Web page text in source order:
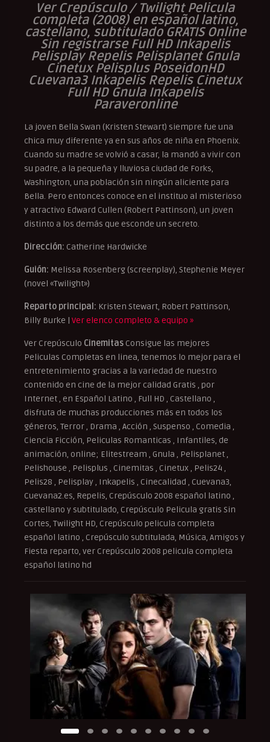
Ver Crepúsculo / Twilight Pelicula
completa (2008) en español latino,
castellano, subtitulado GRATIS Online
Sin registrarse Full HD Inkapelis
Pelisplay Repelis Pelisplanet Gnula
Cinetux Pelisplus PoseidonHD
Cuevana3 Inkapelis Repelis Cinetux
Full HD Gnula Inkapelis
Paraveronline
La joven Bella Swan (Kristen Stewart) siempre fue una
chica muy diferente ya en sus años de niña en Phoenix.
Cuando su madre se volvió a casar, la mandó a vivir con
su padre, a la pequeña y lluviosa ciudad de Forks,
Washington, una población sin ningún aliciente para
Bella. Pero entonces conoce en el instituo al misterioso
y atractivo Edward Cullen (Robert Pattinson), un joven
distinto a los demás que esconde un secreto.
Dirección: Catherine Hardwicke
Guión: Melissa Rosenberg (screenplay), Stephenie Meyer
(novel «Twilight»)
Reparto principal: Kristen Stewart, Robert Pattinson,
Billy Burke | Ver elenco completo & equipo »
Ver Crepúsculo Cinemitas Consigue las mejores
Peliculas Completas en linea, tenemos lo mejor para el
entretenimiento gracias a la variedad de nuestro
contenido en cine de la mejor calidad Gratis , por
Internet , en Español Latino , Full HD , Castellano ,
disfruta de muchas producciones más en todos los
géneros, Terror , Drama , Acción , Suspenso , Comedia ,
Ciencia Ficción, Peliculas Romanticas , Infantiles, de
animación, online; Elitestream , Gnula , Pelisplanet ,
Pelishouse , Pelisplus , Cinemitas , Cinetux , Pelis24 ,
Pelis28 , Pelisplay , Inkapelis , Cinecalidad , Cuevana3,
Cuevana2.es, Repelis, Crepúsculo 2008 español latino ,
castellano y subtitulado, Crepúsculo Pelicula gratis Sin
Cortes, Twilight HD, Crepúsculo pelicula completa
español latino , Crepúsculo subtitulada, Música, Amigos y
Fiesta reparto, ver Crepúsculo 2008 pelicula completa
español latino hd